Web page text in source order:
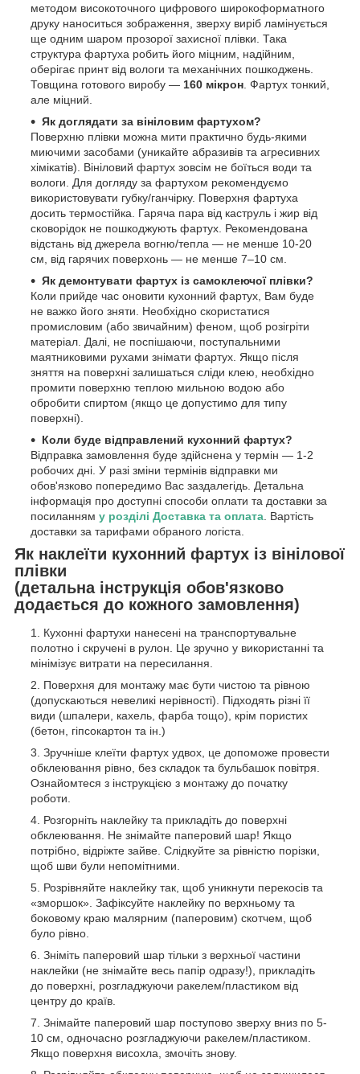
методом високоточного цифрового широкоформатного
друку наноситься зображення, зверху виріб ламінується
ще одним шаром прозорої захисної плівки. Така
структура фартуха робить його міцним, надійним,
оберігає принт від вологи та механічних пошкоджень.
Товщина готового виробу — 160 мікрон . Фартух тонкий,
але міцний.
Як доглядати за вініловим фартухом?
Поверхню плівки можна мити практично будь-якими
миючими засобами (уникайте абразивів та агресивних
хімікатів). Вініловий фартух зовсім не боїться води та
вологи. Для догляду за фартухом рекомендуємо
використовувати губку/ганчірку. Поверхня фартуха
досить термостійка. Гаряча пара від каструль і жир від
сковорідок не пошкоджують фартух. Рекомендована
відстань від джерела вогню/тепла — не менше 10-20
см, від гарячих поверхонь — не менше 7–10 см.
Як демонтувати фартух із самоклеючої плівки?
Коли прийде час оновити кухонний фартух, Вам буде
не важко його зняти. Необхідно скористатися
промисловим (або звичайним) феном, щоб розігріти
матеріал. Далі, не поспішаючи, поступальними
маятниковими рухами знімати фартух. Якщо після
зняття на поверхні залишаться сліди клею, необхідно
промити поверхню теплою мильною водою або
обробити спиртом (якщо це допустимо для типу
поверхні).
Коли буде відправлений кухонний фартух?
Відправка замовлення буде здійснена у термін — 1-2
робочих дні. У разі зміни термінів відправки ми
обов'язково попередимо Вас заздалегідь. Детальна
інформація про доступні способи оплати та доставки за
посиланням у розділі Доставка та оплата . Вартість
доставки за тарифами обраного логіста.
Як наклеїти кухонний фартух із вінілової
плівки
(детальна інструкція обов'язково
додається до кожного замовлення)
Кухонні фартухи нанесені на транспортувальне
полотно і скручені в рулон. Це зручно у використанні та
мінімізує витрати на пересилання.
Поверхня для монтажу має бути чистою та рівною
(допускаються невеликі нерівності). Підходять різні її
види (шпалери, кахель, фарба тощо), крім пористих
(бетон, гіпсокартон та ін.)
Зручніше клеїти фартух удвох, це допоможе провести
обклеювання рівно, без складок та бульбашок повітря.
Ознайомтеся з інструкцією з монтажу до початку
роботи.
Розгорніть наклейку та прикладіть до поверхні
обклеювання. Не знімайте паперовий шар! Якщо
потрібно, відріжте зайве. Слідкуйте за рівністю порізки,
щоб шви були непомітними.
Розрівняйте наклейку так, щоб уникнути перекосів та
«зморшок». Зафіксуйте наклейку по верхньому та
боковому краю малярним (паперовим) скотчем, щоб
було рівно.
Зніміть паперовий шар тільки з верхньої частини
наклейки (не знімайте весь папір одразу!), прикладіть
до поверхні, розгладжуючи ракелем/пластиком від
центру до країв.
Знімайте паперовий шар поступово зверху вниз по 5-
10 см, одночасно розгладжуючи ракелем/пластиком.
Якщо поверхня висохла, змочіть знову.